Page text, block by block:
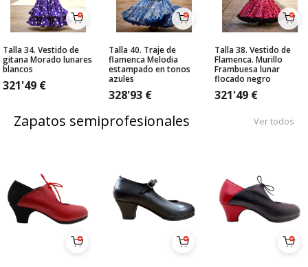
Talla 34. Vestido de
gitana Morado lunares
blancos
321'49 €
Talla 40. Traje de
flamenca Melodia
estampado en tonos
azules
328'93 €
Talla 38. Vestido de
Flamenca. Murillo
Frambuesa lunar
flocado negro
321'49 €
Zapatos semiprofesionales Ver todos